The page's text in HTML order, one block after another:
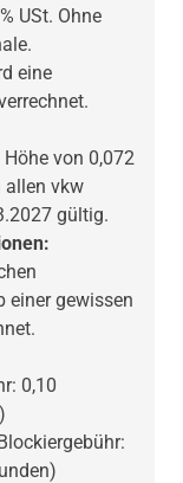
USt. Ohne
eine
von 0,072
allen vkw
gültig.
einer gewissen
0,10